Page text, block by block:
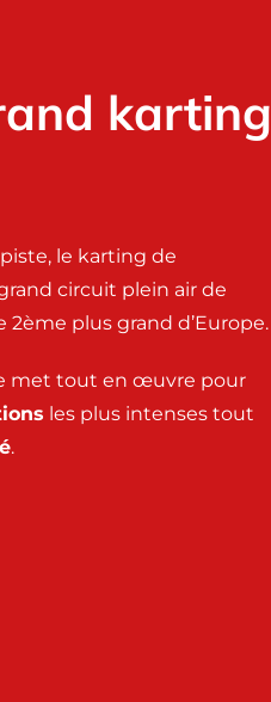
karting
le karting de
circuit plein air de
2ème plus grand d’Europe.
met tout en œuvre pour
les plus intenses tout
.